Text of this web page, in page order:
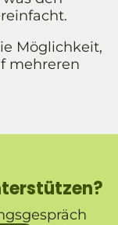
Möglichkeit,
mehreren